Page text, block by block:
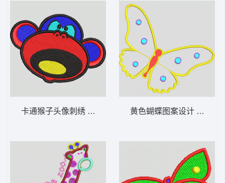
卡通猴子头像刺绣 猴子_卡通贴布黄色蝴蝶图案设计 蝴蝶_